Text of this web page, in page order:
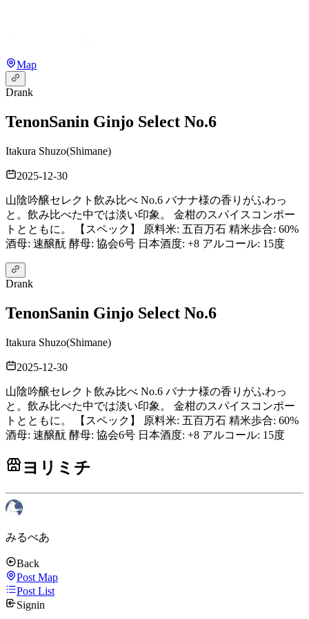
Map
Drank
TenonSanin Ginjo Select No.6
Itakura Shuzo(Shimane)
2025-12-30
山陰吟醸セレクト飲み比べ No.6 バナナ様の香りがふわっ
と。飲み比べた中では淡い印象。 金柑のスパイスコンポー
トとともに。 【スペック】 原料米: 五百万石 精米歩合: 60%
酒母: 速醸酛 酵母: 協会6号 日本酒度: +8 アルコール: 15度
Drank
TenonSanin Ginjo Select No.6
Itakura Shuzo(Shimane)
2025-12-30
山陰吟醸セレクト飲み比べ No.6 バナナ様の香りがふわっ
と。飲み比べた中では淡い印象。 金柑のスパイスコンポー
トとともに。 【スペック】 原料米: 五百万石 精米歩合: 60%
酒母: 速醸酛 酵母: 協会6号 日本酒度: +8 アルコール: 15度
ヨリミチ
みるべあ
Back
Post Map
Post List
Signin